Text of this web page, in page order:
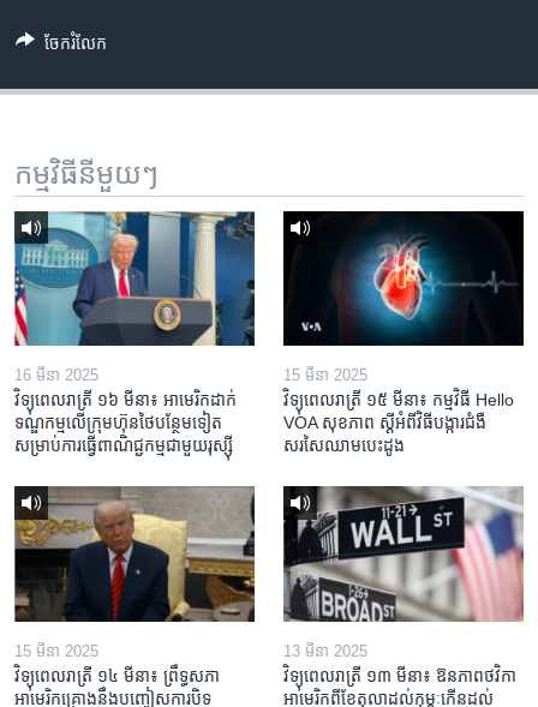
ចែករំលែក
កម្មវិធី​នីមួយៗ
16 មីនា 2025
វិទ្យុពេលរាត្រី ១៦ មីនា៖ អាមេរិក​ដាក់​
ទណ្ឌកម្ម​លើ​ក្រុមហ៊ុន​ថៃ​បន្ថែម​ទៀត​
សម្រាប់​ការ​ធ្វើ​ពាណិជ្ជកម្ម​ជាមួយ​រុស្ស៊ី
15 មីនា 2025
វិទ្យុពេលរាត្រី ១៥ មីនា៖ កម្មវិធី ​Hello
VOA សុខភាព ស្ដី​អំពី​វិធី​បង្ការ​ជំងឺ​
សរសៃ​ឈាម​បេះដូង
15 មីនា 2025
វិទ្យុពេលរាត្រី ១៤ មីនា៖ ព្រឹទ្ធសភា
អាមេរិកគ្រោងនឹងបញ្ចៀសការបិទ
13 មីនា 2025
វិទ្យុពេលរាត្រី ១៣ មីនា៖ ឱនភាព​ថវិកា​
អាមេរិក​ពី​ខែ​តុលា​ដល់​កុម្ភៈ​កើន​ដល់​